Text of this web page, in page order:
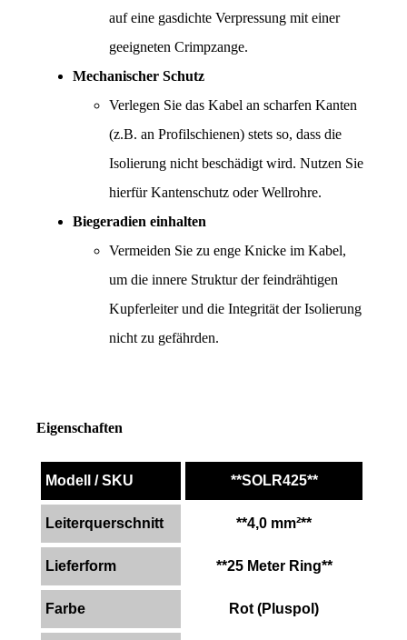
auf eine gasdichte Verpressung mit einer
geeigneten Crimpzange.
Mechanischer Schutz
Verlegen Sie das Kabel an scharfen Kanten
(z.B. an Profilschienen) stets so, dass die
Isolierung nicht beschädigt wird. Nutzen Sie
hierfür Kantenschutz oder Wellrohre.
Biegeradien einhalten
Vermeiden Sie zu enge Knicke im Kabel,
um die innere Struktur der feindrähtigen
Kupferleiter und die Integrität der Isolierung
nicht zu gefährden.
Eigenschaften
Modell / SKU **SOLR425**
Leiterquerschnitt **4,0 mm²**
Lieferform **25 Meter Ring**
Farbe Rot (Pluspol)